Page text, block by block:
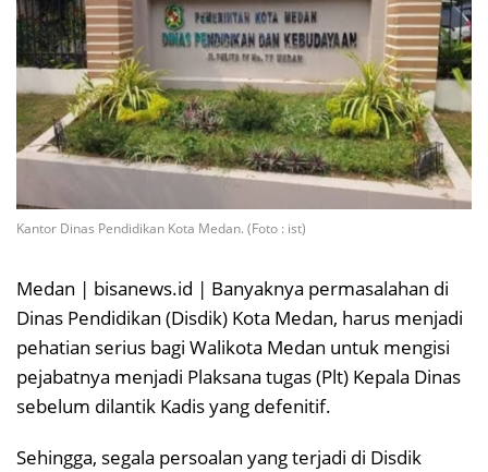
Kantor Dinas Pendidikan Kota Medan. (Foto : ist)
Medan | bisanews.id | Banyaknya permasalahan di
Dinas Pendidikan (Disdik) Kota Medan, harus menjadi
pehatian serius bagi Walikota Medan untuk mengisi
pejabatnya menjadi Plaksana tugas (Plt) Kepala Dinas
sebelum dilantik Kadis yang defenitif.
Sehingga, segala persoalan yang terjadi di Disdik